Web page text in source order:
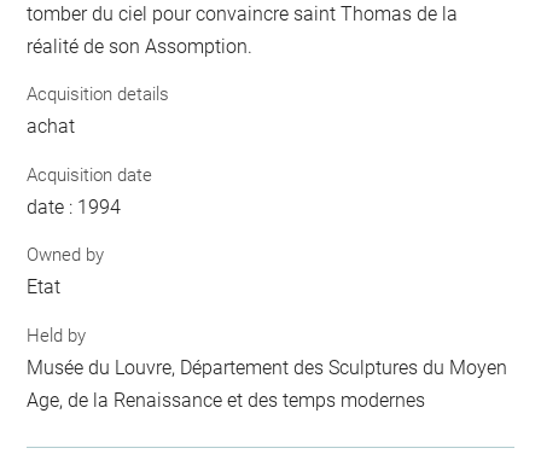
tomber du ciel pour convaincre saint Thomas de la
réalité de son Assomption.
Acquisition details
achat
Acquisition date
date : 1994
Owned by
Etat
Held by
Musée du Louvre, Département des Sculptures du Moyen
Age, de la Renaissance et des temps modernes